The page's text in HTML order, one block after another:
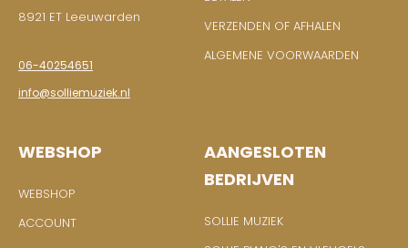
8921 ET Leeuwarden
06-40254651
info@solliemuziek.nl
VERZENDEN OF AFHALEN
ALGEMENE VOORWAARDEN
WEBSHOP
WEBSHOP
ACCOUNT
AANGESLOTEN
BEDRIJVEN
SOLLIE MUZIEK